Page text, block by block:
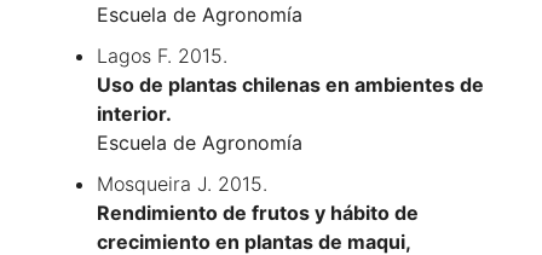
Escuela de Agronomía
Lagos F. 2015.
Uso de plantas chilenas en ambientes de
interior.
Escuela de Agronomía
Mosqueira J. 2015.
Rendimiento de frutos y hábito de
crecimiento en plantas de maqui,